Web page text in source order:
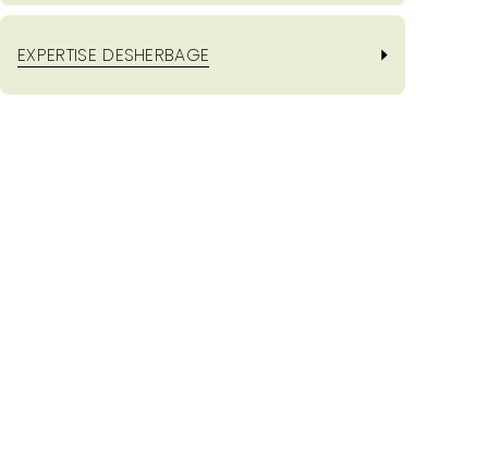
EXPERTISE DESHERBAGE